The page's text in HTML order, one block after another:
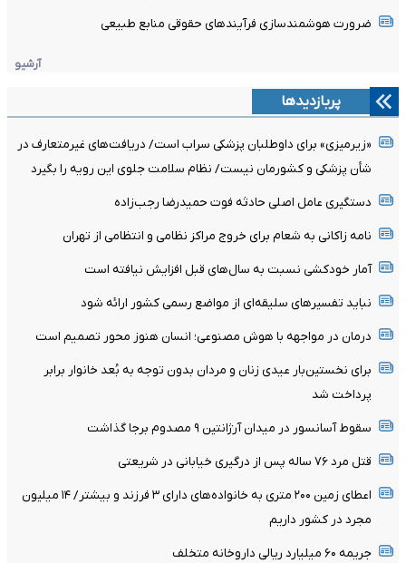
ضرورت هوشمندسازی فرآیندهای حقوقی منابع طبیعی
آرشیو
پربازدیدها
«زیرمیزی» برای داوطلبان پزشکی سراب است/ دریافت‌های غیرمتعارف در
شأن پزشکی و کشورمان نیست/ نظام سلامت جلوی این رویه را بگیرد
دستگیری عامل اصلی حادثه فوت حمیدرضا رجب‌زاده
نامه زاکانی به شعام برای خروج مراکز نظامی و انتظامی از تهران
آمار خودکشی نسبت به سال‌های قبل افزایش نیافته است
نباید تفسیرهای سلیقه‌ای از مواضع رسمی کشور ارائه شود
درمان در مواجهه با هوش مصنوعی؛ انسان هنوز محور تصمیم است
برای نخستین‌بار عیدی زنان و مردان بدون توجه به بُعد خانوار برابر
پرداخت شد
سقوط آسانسور در میدان آرژانتین ۹ مصدوم برجا گذاشت
قتل مرد ۷۶ ساله پس از درگیری خیابانی در شریعتی
اعطای زمین ۲۰۰ متری به خانواده‌های دارای ۳ فرزند و بیشتر/ ۱۴ میلیون
مجرد در کشور داریم
جریمه ۶۰ میلیارد ریالی داروخانه متخلف